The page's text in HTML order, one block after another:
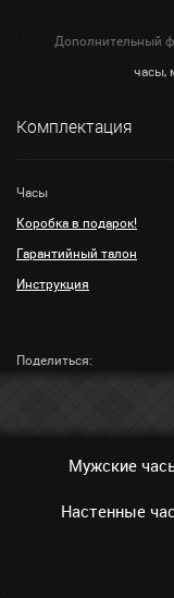
Дополнительный
часы,
Комплектация
Часы
Коробка в подарок!
Гарантийный талон
Инструкция
Поделиться:
Мужские
Настенные